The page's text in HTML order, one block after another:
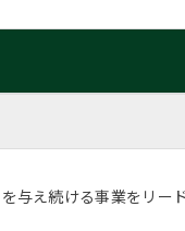
与え続ける事業をリー